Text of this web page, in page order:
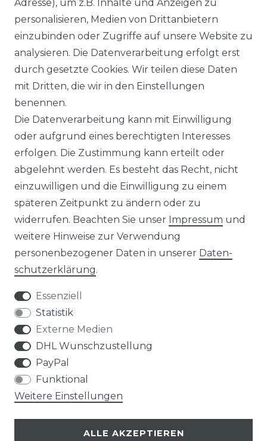
VERSANDKOSTENINFORMATION
B2B
WUNSCHLISTE
SERVICE
RETOURENINFO
KONTAKT
ZAHLUNGSARTEN
Adresse), um z.B. Inhalte und Anzeigen zu
personalisieren, Medien von Drittanbietern
einzubinden oder Zugriffe auf unsere Website zu
analysieren. Die Datenverarbeitung erfolgt erst
durch gesetzte Cookies. Wir teilen diese Daten
mit Dritten, die wir in den Einstellungen
benennen.
Die Datenverarbeitung kann mit Einwilligung
oder aufgrund eines berechtigten Interesses
erfolgen. Die Zustimmung kann erteilt oder
abgelehnt werden. Es besteht das Recht, nicht
einzuwilligen und die Einwilligung zu einem
späteren Zeitpunkt zu ändern oder zu
widerrufen. Beachten Sie unser Impressum und
weitere Hinweise zur Verwendung
personenbezogener Daten in unserer Daten­
schutz­erklärung.
Essenziell
Statistik
Externe Medien
DHL Wunschzustellung
PayPal
Funktional
Weitere Einstellungen
ALLE AKZEPTIEREN